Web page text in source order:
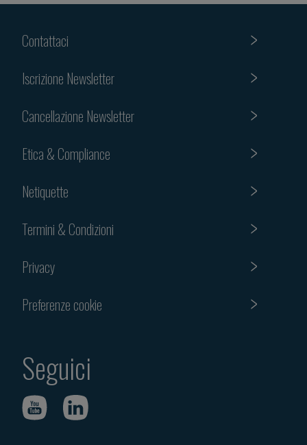
Contattaci
Iscrizione Newsletter
Cancellazione Newsletter
Etica & Compliance
Netiquette
Termini & Condizioni
Privacy
Preferenze cookie
Seguici